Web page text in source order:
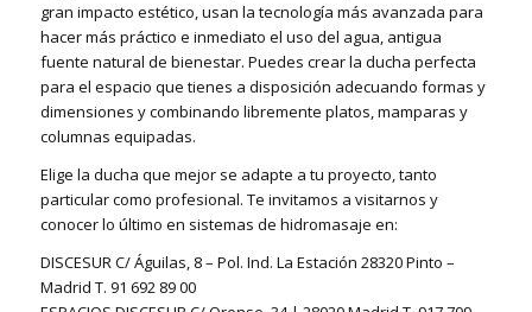
gran impacto estético, usan la tecnología más avanzada para
hacer más práctico e inmediato el uso del agua, antigua
fuente natural de bienestar. Puedes crear la ducha perfecta
para el espacio que tienes a disposición adecuando formas y
dimensiones y combinando libremente platos, mamparas y
columnas equipadas.
Elige la ducha que mejor se adapte a tu proyecto, tanto
particular como profesional. Te invitamos a visitarnos y
conocer lo último en sistemas de hidromasaje en:
DISCESUR C/ Águilas, 8 – Pol. Ind. La Estación 28320 Pinto –
Madrid T. 91 692 89 00